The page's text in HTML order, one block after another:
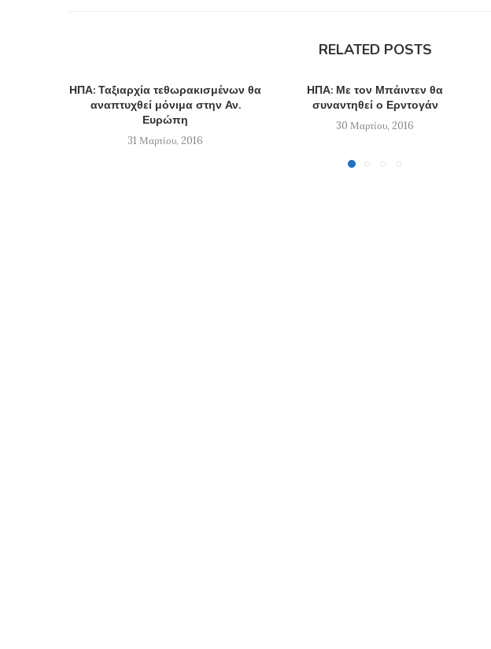
RELATED POSTS
ΗΠΑ: Ταξιαρχία τεθωρακισμένων θα
αναπτυχθεί μόνιμα στην Αν.
Ευρώπη
31 Μαρτίου, 2016
ΗΠΑ: Με τον Μπάιντεν θα
συναντηθεί ο Ερντογάν
30 Μαρτίου, 2016